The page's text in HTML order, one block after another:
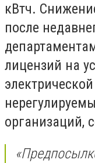
кВтч.
после
лицензий на
организаций,